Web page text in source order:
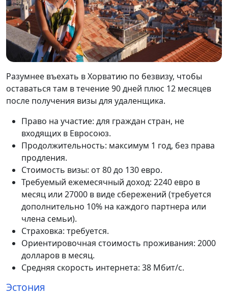
Разумнее въехать в Хорватию по безвизу, чтобы
оставаться там в течение 90 дней плюс 12 месяцев
после получения визы для удаленщика.
Право на участие: для граждан стран, не
входящих в Евросоюз.
Продолжительность: максимум 1 год, без права
продления.
Стоимость визы: от 80 до 130 евро.
Требуемый ежемесячный доход: 2240 евро в
месяц или 27000 в виде сбережений (требуется
дополнительно 10% на каждого партнера или
члена семьи).
Страховка: требуется.
Ориентировочная стоимость проживания: 2000
долларов в месяц.
Средняя скорость интернета: 38 Мбит/с.
Эстония